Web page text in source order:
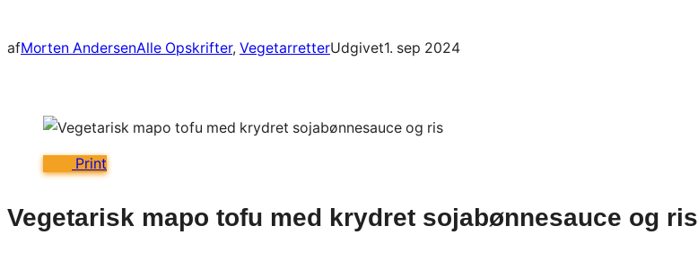
afMorten AndersenAlle Opskrifter, VegetarretterUdgivet1. sep 2024
Print
Vegetarisk mapo tofu med krydret sojabønnesauce og ris